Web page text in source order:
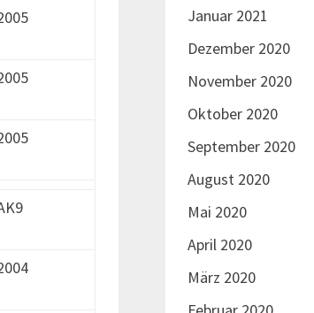
Januar 2021
Dezember 2020
November 2020
Oktober 2020
September 2020
August 2020
Mai 2020
April 2020
März 2020